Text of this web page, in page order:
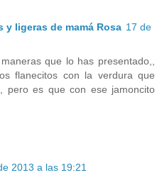
y ligeras de mamá Rosa 17 de
que lo has presentado,,
flanecitos con la verdura que
pero es que con ese jamoncito
2013 a las 19:21